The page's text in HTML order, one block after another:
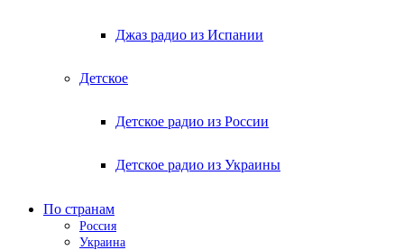
Джаз радио из Испании
Детское
Детское радио из России
Детское радио из Украины
По странам
Россия
Украина